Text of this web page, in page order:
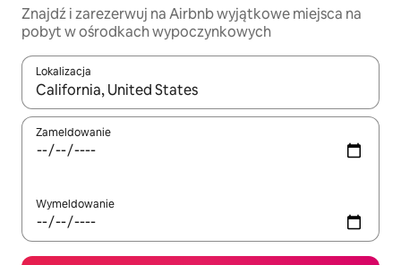
Znajdź i zarezerwuj na Airbnb wyjątkowe miejsca na
pobyt w ośrodkach wypoczynkowych
Lokalizacja
Gdy wyniki będą dostępne, możesz poruszać się po nich za
Zameldowanie
Wymeldowanie